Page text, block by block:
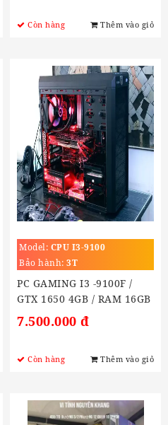
Còn hàng Thêm vào giỏ
Model: CPU I3-9100
Bảo hành: 3T
PC GAMING I3 -9100F /
GTX 1650 4GB / RAM 16GB
/ SSD 240Gb
7.500.000 đ
Còn hàng Thêm vào giỏ